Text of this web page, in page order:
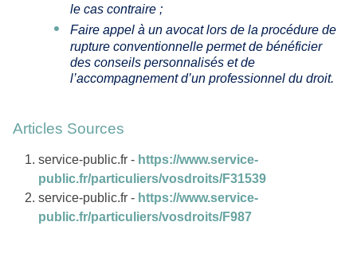
le cas contraire ;
Faire appel à un avocat lors de la procédure de
rupture conventionnelle permet de bénéficier
des conseils personnalisés et de
l’accompagnement d’un professionnel du droit.
Articles Sources
service-public.fr - https://www.service-
public.fr/particuliers/vosdroits/F31539
service-public.fr - https://www.service-
public.fr/particuliers/vosdroits/F987